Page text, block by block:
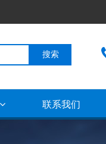
搜索
联系我们